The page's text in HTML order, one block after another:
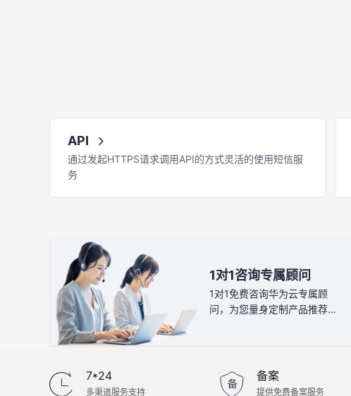
API
通过发起HTTPS请求调用API的方式灵活的使用短信服
务
1对1咨询专属顾问
1对1免费咨询华为云专属顾
问，为您量身定制产品推荐方
7*24
多渠道服务支持
备案
提供免费备案服务